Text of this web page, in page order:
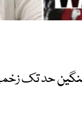
سنگین حد تک